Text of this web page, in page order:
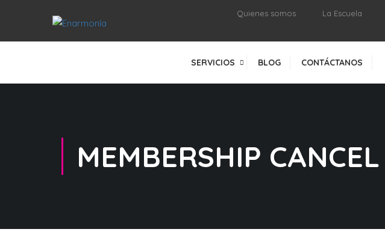
Quienes somos La Escuela
SERVICIOS BLOG CONTÁCTANOS
MEMBERSHIP CANCEL